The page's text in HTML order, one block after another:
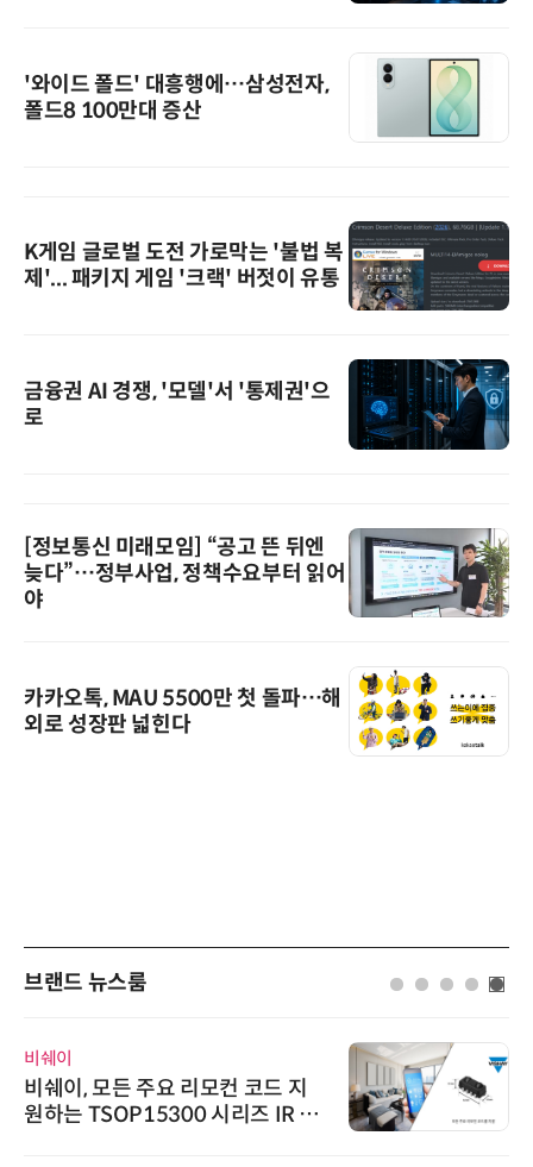
'와이드 폴드' 대흥행에…삼성전자,
폴드8 100만대 증산
K게임 글로벌 도전 가로막는 '불법 복
제'... 패키지 게임 '크랙' 버젓이 유통
금융권 AI 경쟁, '모델'서 '통제권'으
로
[정보통신 미래모임] “공고 뜬 뒤엔
늦다”…정부사업, 정책수요부터 읽어
야
카카오톡, MAU 5500만 첫 돌파…해
외로 성장판 넓힌다
브랜드 뉴스룸
비쉐이
비쉐이, 모든 주요 리모컨 코드 지
원하는 TSOP15300 시리즈 IR 수